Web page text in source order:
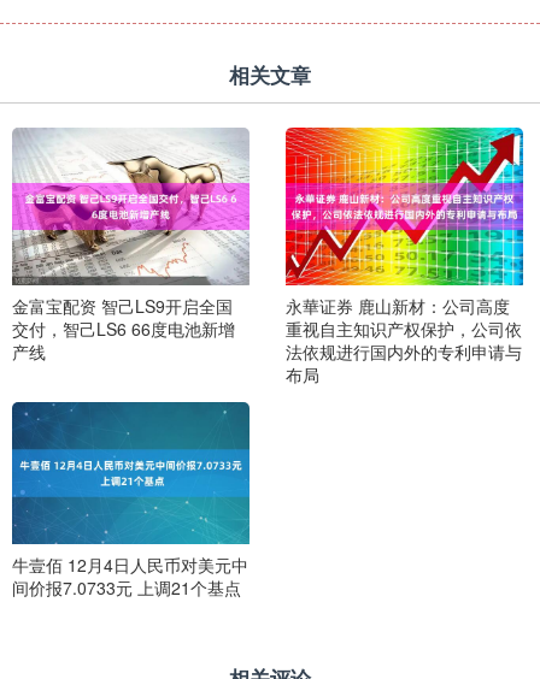
相关文章
金富宝配资 智己LS9开启全国
交付，智己LS6 66度电池新增
产线
永華证券 鹿山新材：公司高度
重视自主知识产权保护，公司依
法依规进行国内外的专利申请与
布局
牛壹佰 12月4日人民币对美元中
间价报7.0733元 上调21个基点